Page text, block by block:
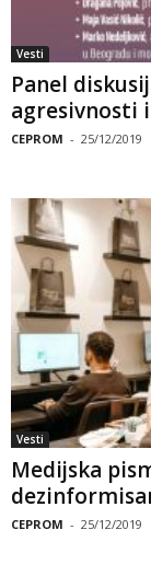
Vesti
Panel
agresivnosti
CEPROM - 25/12/2019
Vesti
Medijska
CEPROM - 25/12/2019